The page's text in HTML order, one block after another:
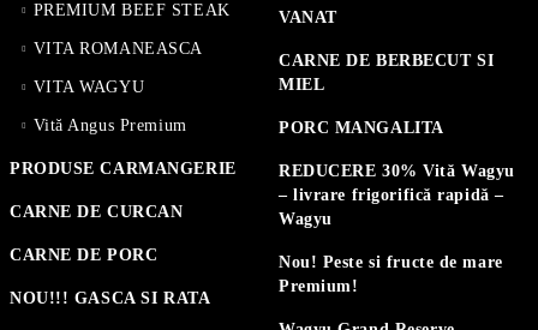
PREMIUM BEEF STEAK
VITA ROMANEASCA
VITA WAGYU
Vită Angus Premium
PRODUSE CARMANGERIE
CARNE DE CURCAN
CARNE DE PORC
NOU!!! GASCA SI RATA
VANAT
CARNE DE BERBECUT SI
MIEL
PORC MANGALITA
REDUCERE 30% Vită Wagyu
– livrare frigorifică rapidă –
Wagyu
Nou! Peste si fructe de mare
Premium!